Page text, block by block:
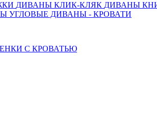
ДИВАНЫ КЛИК-КЛЯК ДИВАНЫ
УГЛОВЫЕ ДИВАНЫ - КРОВАТИ
С КРОВАТЬЮ